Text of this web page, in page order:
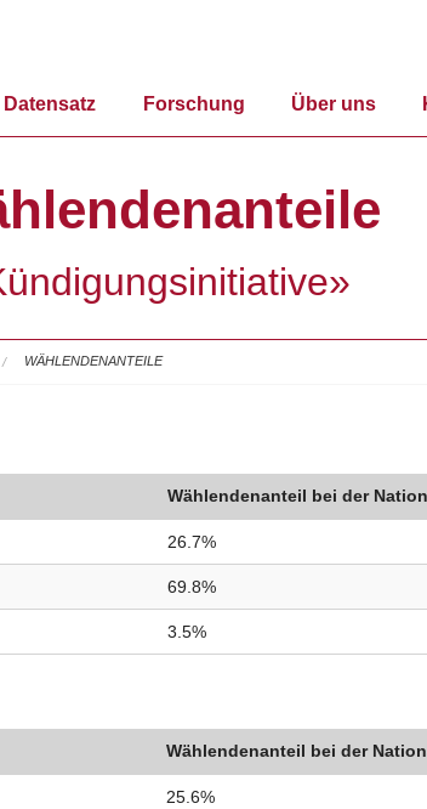
Datensatz Forschung Über uns
WÄHLENDENANTEILE
Wählendenanteil bei der
26.7%
69.8%
3.5%
Wählendenanteil bei der
25.6%